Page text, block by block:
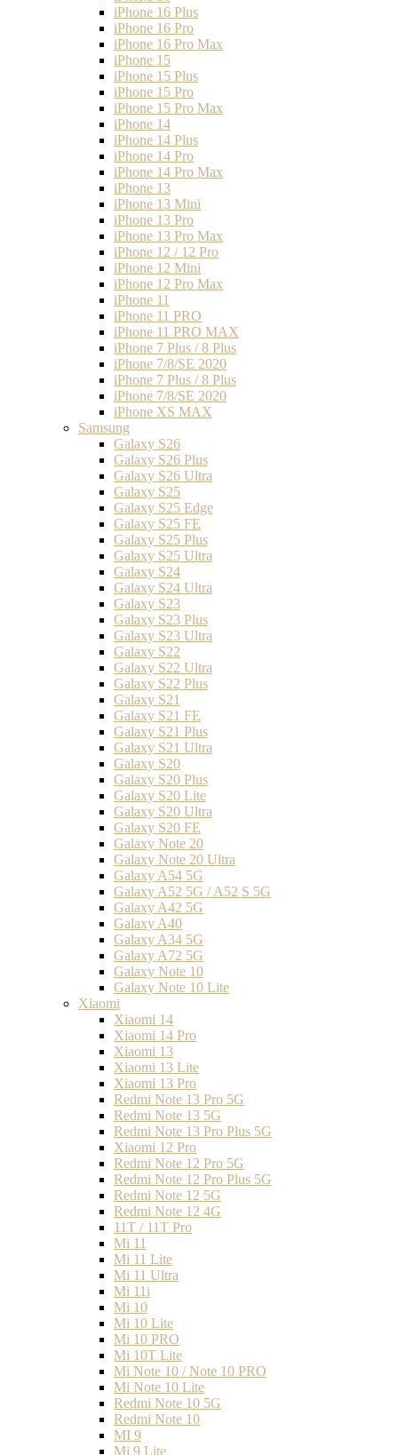
iPhone 16 Plus
iPhone 16 Pro
iPhone 16 Pro Max
iPhone 15
iPhone 15 Plus
iPhone 15 Pro
iPhone 15 Pro Max
iPhone 14
iPhone 14 Plus
iPhone 14 Pro
iPhone 14 Pro Max
iPhone 13
iPhone 13 Mini
iPhone 13 Pro
iPhone 13 Pro Max
iPhone 12 / 12 Pro
iPhone 12 Mini
iPhone 12 Pro Max
iPhone 11
iPhone 11 PRO
iPhone 11 PRO MAX
iPhone 7 Plus / 8 Plus
iPhone 7/8/SE 2020
iPhone 7 Plus / 8 Plus
iPhone 7/8/SE 2020
iPhone XS MAX
Samsung
Galaxy S26
Galaxy S26 Plus
Galaxy S26 Ultra
Galaxy S25
Galaxy S25 Edge
Galaxy S25 FE
Galaxy S25 Plus
Galaxy S25 Ultra
Galaxy S24
Galaxy S24 Ultra
Galaxy S23
Galaxy S23 Plus
Galaxy S23 Ultra
Galaxy S22
Galaxy S22 Ultra
Galaxy S22 Plus
Galaxy S21
Galaxy S21 FE
Galaxy S21 Plus
Galaxy S21 Ultra
Galaxy S20
Galaxy S20 Plus
Galaxy S20 Lite
Galaxy S20 Ultra
Galaxy S20 FE
Galaxy Note 20
Galaxy Note 20 Ultra
Galaxy A54 5G
Galaxy A52 5G / A52 S 5G
Galaxy A42 5G
Galaxy A40
Galaxy A34 5G
Galaxy A72 5G
Galaxy Note 10
Galaxy Note 10 Lite
Xiaomi
Xiaomi 14
Xiaomi 14 Pro
Xiaomi 13
Xiaomi 13 Lite
Xiaomi 13 Pro
Redmi Note 13 Pro 5G
Redmi Note 13 5G
Redmi Note 13 Pro Plus 5G
Xiaomi 12 Pro
Redmi Note 12 Pro 5G
Redmi Note 12 Pro Plus 5G
Redmi Note 12 5G
Redmi Note 12 4G
11T / 11T Pro
Mi 11
Mi 11 Lite
Mi 11 Ultra
Mi 11i
Mi 10
Mi 10 Lite
Mi 10 PRO
Mi 10T Lite
Mi Note 10 / Note 10 PRO
Mi Note 10 Lite
Redmi Note 10 5G
Redmi Note 10
MI 9
Mi 9 Lite